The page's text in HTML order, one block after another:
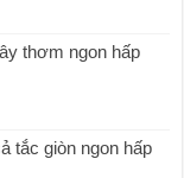
thơm ngon hấp
tắc giòn ngon hấp